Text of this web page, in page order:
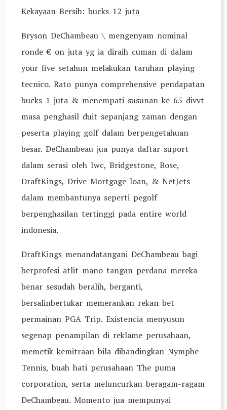
Kekayaan Bersih: bucks 12 juta
Bryson DeChambeau \ mengenyam nominal
ronde € on juta yg ia diraih cuman di dalam
your five setahun melakukan taruhan playing
tecnico. Rato punya comprehensive pendapatan
bucks 1 juta & menempati susunan ke-65 divvt
masa penghasil duit sepanjang zaman dengan
peserta playing golf dalam berpengetahuan
besar. DeChambeau jua punya daftar suport
dalam serasi oleh Iwc, Bridgestone, Bose,
DraftKings, Drive Mortgage loan, & NetJets
dalam membantunya seperti pegolf
berpenghasilan tertinggi pada entire world
indonesia.
DraftKings menandatangani DeChambeau bagi
berprofesi atlit mano tangan perdana mereka
benar sesudah beralih, berganti,
bersalinbertukar memerankan rekan bet
permainan PGA Trip. Existencia menyusun
segenap penampilan di reklame perusahaan,
memetik kemitraan bila dibandingkan Nymphe
Tennis, buah hati perusahaan The puma
corporation, serta meluncurkan beragam-ragam
DeChambeau. Momento jua mempunyai